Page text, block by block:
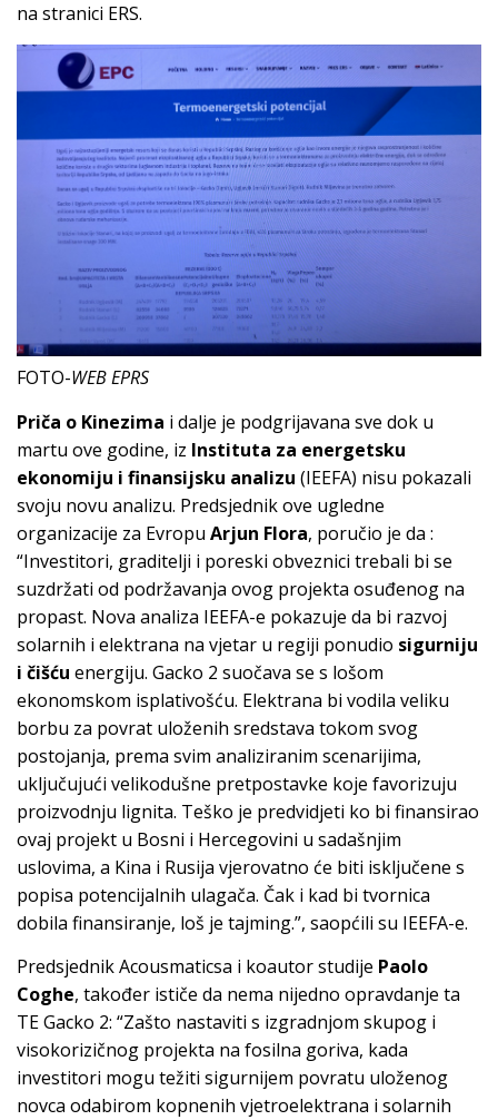
na stranici ERS.
FOTO-WEB EPRS
Priča o Kinezima i dalje je podgrijavana sve dok u
martu ove godine, iz Instituta za energetsku
ekonomiju i finansijsku analizu (IEEFA) nisu pokazali
svoju novu analizu. Predsjednik ove ugledne
organizacije za Evropu Arjun Flora, poručio je da :
“Investitori, graditelji i poreski obveznici trebali bi se
suzdržati od podržavanja ovog projekta osuđenog na
propast. Nova analiza IEEFA-e pokazuje da bi razvoj
solarnih i elektrana na vjetar u regiji ponudio sigurniju
i čišću energiju. Gacko 2 suočava se s lošom
ekonomskom isplativošću. Elektrana bi vodila veliku
borbu za povrat uloženih sredstava tokom svog
postojanja, prema svim analiziranim scenarijima,
uključujući velikodušne pretpostavke koje favorizuju
proizvodnju lignita. Teško je predvidjeti ko bi finansirao
ovaj projekt u Bosni i Hercegovini u sadašnjim
uslovima, a Kina i Rusija vjerovatno će biti isključene s
popisa potencijalnih ulagača. Čak i kad bi tvornica
dobila finansiranje, loš je tajming.”, saopćili su IEEFA-e.
Predsjednik Acousmaticsa i koautor studije Paolo
Coghe, također ističe da nema nijedno opravdanje ta
TE Gacko 2: “Zašto nastaviti s izgradnjom skupog i
visokorizičnog projekta na fosilna goriva, kada
investitori mogu težiti sigurnijem povratu uloženog
novca odabirom kopnenih vjetroelektrana i solarnih